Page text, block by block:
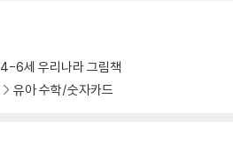
4-6세 우리나라 그림책
유아 수학/숫자카드